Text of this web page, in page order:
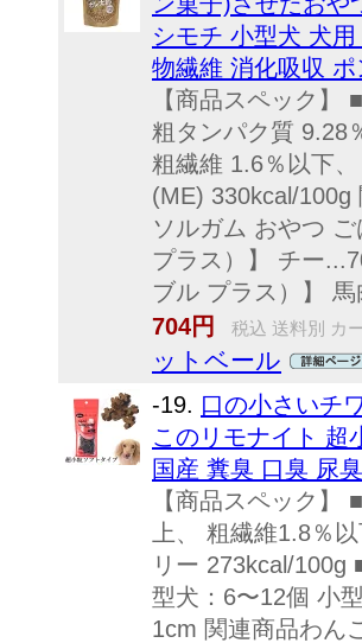
シモチ 小型犬 犬
物繊維 消化吸収
【商品スペック】
粗タンパク質 9.28
粗繊維 1.6％以下
(ME) 330kcal/100g
ソルガム おやつ
プラス）】 チー
ブル プラス）】
704円
税込 送料別 カ
ットベール
-19. 口の小さいチ
このリモナイト 超
国産 糞臭 口臭 尿
【商品スペック】
上、 粗繊維1.8％
リー 273kcal/100g
型犬：6〜12個 小
1cm 関連商品わん